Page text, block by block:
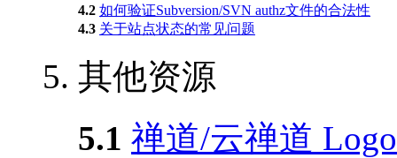
4.2 如何验证Subversion/SVN authz文件的合法性
4.3 关于站点状态的常见问题
5. 其他资源
5.1 禅道/云禅道 Logo